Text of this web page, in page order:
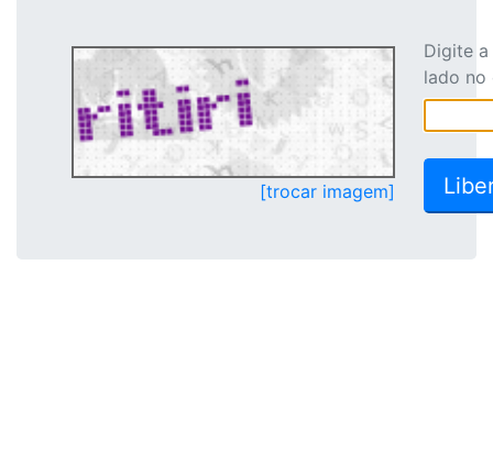
[trocar imagem]
Digite
lado no